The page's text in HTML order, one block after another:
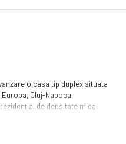
o casa tip duplex situata
Cluj-Napoca.
de densitate mica,
de liniște și rafinament, oferind